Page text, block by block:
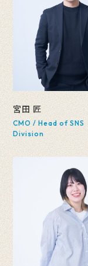
宮田 匠
CMO / Head of SNS
Division